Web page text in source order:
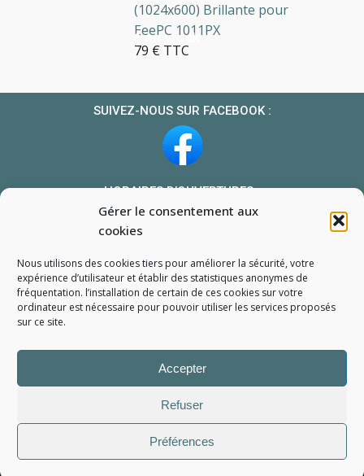
Gérer le consentement aux
cookies
Nous utilisons des cookies tiers pour améliorer la sécurité, votre
expérience d’utilisateur et établir des statistiques anonymes de
fréquentation. l’installation de certain de ces cookies sur votre
ordinateur est nécessaire pour pouvoir utiliser les services proposés
sur ce site.
Accepter
Refuser
Préférences
1 en stock
(1024x600) Brillante pour
EeePC 1011PX
79 € TTC
SUIVEZ-NOUS SUR FACEBOOK :
HORAIRES D’OUVERTURES :
Du lundi au vendredi : 10h-13h et 14h-19h
Le samedi : 10h-13h 14h-18h
NOUS TROUVER
Mon compte
Formulaire de demande de pièce
2006 - 2026